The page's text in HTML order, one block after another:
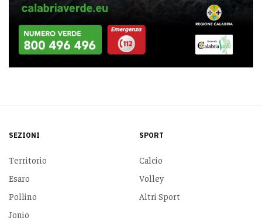
SEZIONI
Territorio
Esaro
Pollino
Jonio
SPORT
Calcio
Volley
Altri Sport